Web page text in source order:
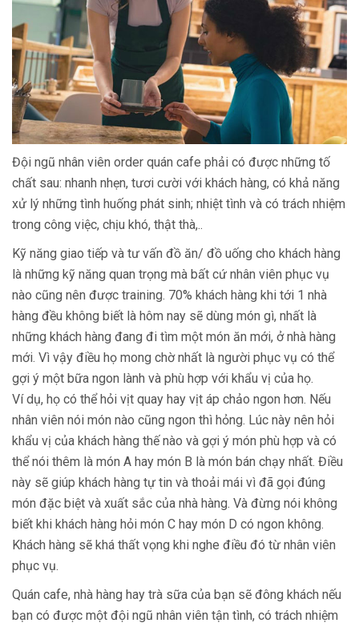
Đội ngũ nhân viên order quán cafe phải có được những tố
chất sau: nhanh nhẹn, tươi cười với khách hàng, có khả năng
xử lý những tình huống phát sinh; nhiệt tình và có trách nhiệm
trong công việc, chịu khó, thật thà,..
Kỹ năng giao tiếp và tư vấn đồ ăn/ đồ uống cho khách hàng
là những kỹ năng quan trọng mà bất cứ nhân viên phục vụ
nào cũng nên được training. 70% khách hàng khi tới 1 nhà
hàng đều không biết là hôm nay sẽ dùng món gì, nhất là
những khách hàng đang đi tìm một món ăn mới, ở nhà hàng
mới. Vì vậy điều họ mong chờ nhất là người phục vụ có thể
gợi ý một bữa ngon lành và phù hợp với khẩu vị của họ.
Ví dụ, họ có thể hỏi vịt quay hay vịt áp chảo ngon hơn. Nếu
nhân viên nói món nào cũng ngon thì hỏng. Lúc này nên hỏi
khẩu vị của khách hàng thế nào và gợi ý món phù hợp và có
thể nói thêm là món A hay món B là món bán chạy nhất. Điều
này sẽ giúp khách hàng tự tin và thoải mái vì đã gọi đúng
món đặc biệt và xuất sắc của nhà hàng. Và đừng nói không
biết khi khách hàng hỏi món C hay món D có ngon không.
Khách hàng sẽ khá thất vọng khi nghe điều đó từ nhân viên
phục vụ.
Quán cafe, nhà hàng hay trà sữa của bạn sẽ đông khách nếu
bạn có được một đội ngũ nhân viên tận tình, có trách nhiệm